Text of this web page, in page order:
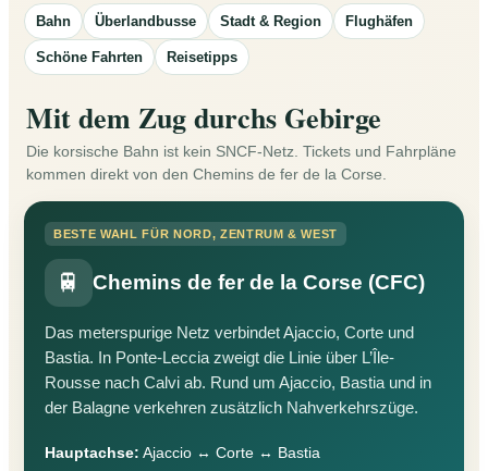
Bahn Überlandbusse Stadt & Region Flughäfen
Schöne Fahrten Reisetipps
Mit dem Zug durchs Gebirge
Die korsische Bahn ist kein SNCF-Netz. Tickets und Fahrpläne
kommen direkt von den Chemins de fer de la Corse.
BESTE WAHL FÜR NORD, ZENTRUM & WEST
🚆 Chemins de fer de la Corse (CFC)
Das meterspurige Netz verbindet Ajaccio, Corte und
Bastia. In Ponte-Leccia zweigt die Linie über L’Île-
Rousse nach Calvi ab. Rund um Ajaccio, Bastia und in
der Balagne verkehren zusätzlich Nahverkehrszüge.
Hauptachse: Ajaccio ↔ Corte ↔ Bastia